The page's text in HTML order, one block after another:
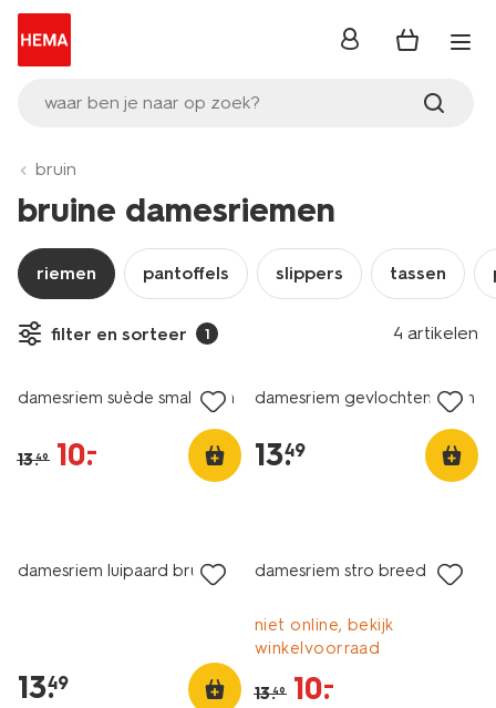
waar ben je naar op zoek?
inloggen
bruin
bruine damesriemen
riemen pantoffels slippers tassen
filter en sorteer 1 4 artikelen
sale
damesriem suède smal bruin
13.49 10.
–
damesriem gevlochten bruin
13.
49
damesriem luipaard bruin
13.
49
damesriem stro breed bruin
niet online, bekijk
winkelvoorraad
13.49 10.
–